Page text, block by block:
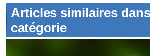
Articles similaires
catégorie